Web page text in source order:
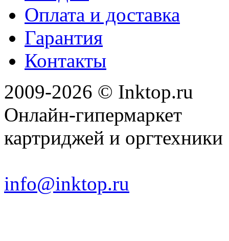
Оплата и доставка
Гарантия
Контакты
2009-2026 © Inktop.ru
Онлайн-гипермаркет
картриджей и оргтехники
info@inktop.ru